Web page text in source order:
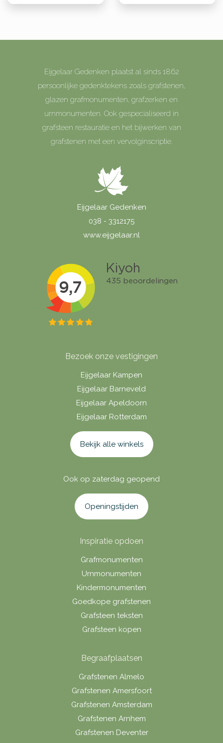
Eijgelaar Gedenken plaatst al sinds 1862
persoonlijke gedenktekens zoals grafstenen,
glazen grafmonumenten, grafzerken en
urnmonumenten. Ook gespecialiseerd in
grafsteen restauratie en het bijwerken van
grafstenen met een vervolginscriptie.
Eijgelaar Gedenken
038 - 3312175
www.eijgelaar.nl
Bezoek onze vestigingen
Eijgelaar Kampen
Eijgelaar Barneveld
Eijgelaar Apeldoorn
Eijgelaar Rotterdam
Bekijk alle winkels
Ook op zaterdag geopend
Openingstijden
Inspiratie opdoen
Grafmonumenten
Urnmonumenten
Kindermonumenten
Goedkope grafstenen
Grafsteen teksten
Grafsteen kopen
Begraafplaatsen
Grafstenen Almelo
Grafstenen Amersfoort
Grafstenen Amsterdam
Grafstenen Arnhem
Grafstenen Deventer